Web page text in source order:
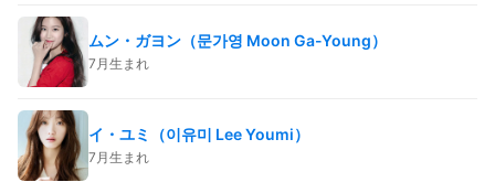
ムン・ガヨン（문가영 Moon Ga-Young）
7月生まれ
イ・ユミ（이유미 Lee Youmi）
7月生まれ